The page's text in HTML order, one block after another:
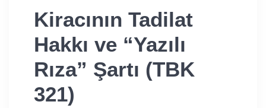
Kiracının Tadilat
Hakkı ve “Yazılı
Rıza” Şartı (TBK
321)